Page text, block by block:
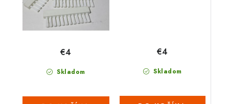
Skladom
€4
Skladom
€4